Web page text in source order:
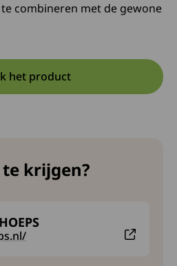
combineren met de gewone
het product
Opent in een nieuwe tab:
Deze link opent in een nieuw
krijgen?
een externe website en opent